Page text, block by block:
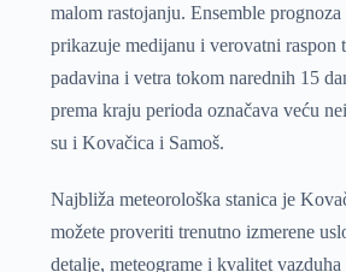
malom rastojanju. Ensemble prognoza
prikazuje medijanu i verovatni raspon
padavina i vetra tokom narednih 15
prema kraju perioda označava veću
su i Kovačica i Samoš.
Najbliža meteorološka stanica je
možete proveriti trenutno izmerene
detalje, meteograme i kvalitet vazduha